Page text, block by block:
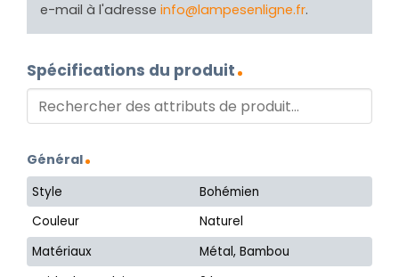
e-mail à l'adresse info@lampesenligne.fr.
Spécifications du produit
Général
Style
Bohémien
Couleur
Naturel
Matériaux
Métal, Bambou